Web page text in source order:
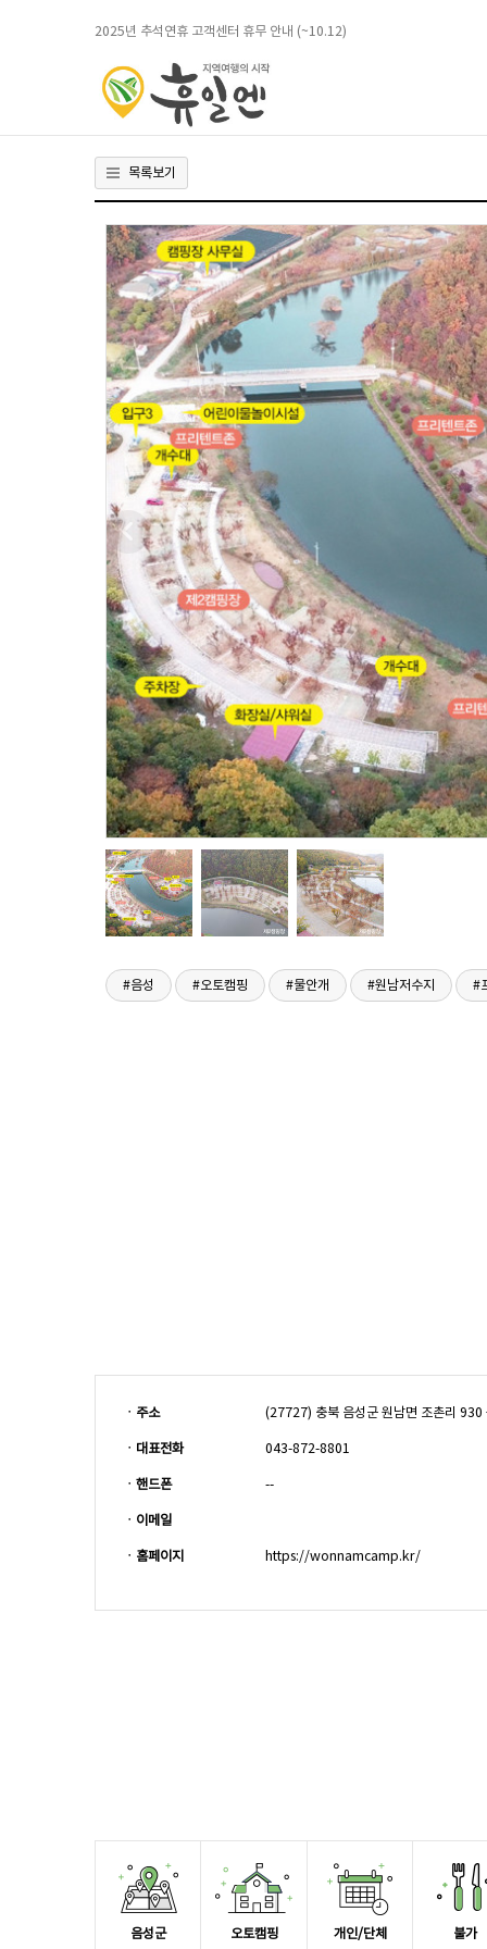
2025년 추석연휴 고객센터 휴무 안내 (~10.12)
청주 옥화9경 은퇴자마을 살아보기
2026년 설연휴 고객센터 휴무 안내 (~02.18)
2026.02.09
목록보기
ㆍ주소 (27727) 충북 음성군 원남면 조촌리 930
ㆍ대표전화 043-872-8801
ㆍ핸드폰 --
ㆍ이메일
ㆍ홈페이지 https://wonnamcamp.kr/
음성군 오토캠핑 개인/단체 불가